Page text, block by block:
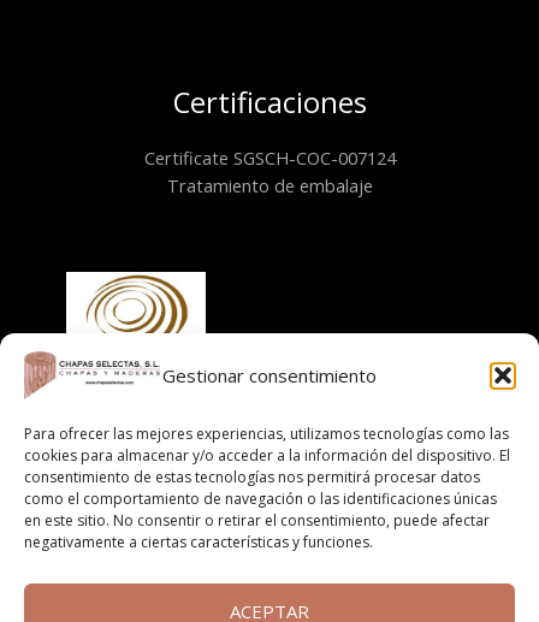
Gestionar consentimiento
Para ofrecer las mejores experiencias, utilizamos tecnologías como las
cookies para almacenar y/o acceder a la información del dispositivo. El
consentimiento de estas tecnologías nos permitirá procesar datos
como el comportamiento de navegación o las identificaciones únicas
en este sitio. No consentir o retirar el consentimiento, puede afectar
negativamente a ciertas características y funciones.
ACEPTAR
Certificaciones
Certificate SGSCH-COC-007124
Tratamiento de embalaje
Información
Aviso legal
Política de cookies
Políticas de privacidad
Términos y condiciones de compra online